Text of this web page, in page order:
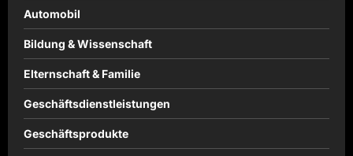
Automobil
Bildung & Wissenschaft
Elternschaft & Familie
Geschäftsdienstleistungen
Geschäftsprodukte